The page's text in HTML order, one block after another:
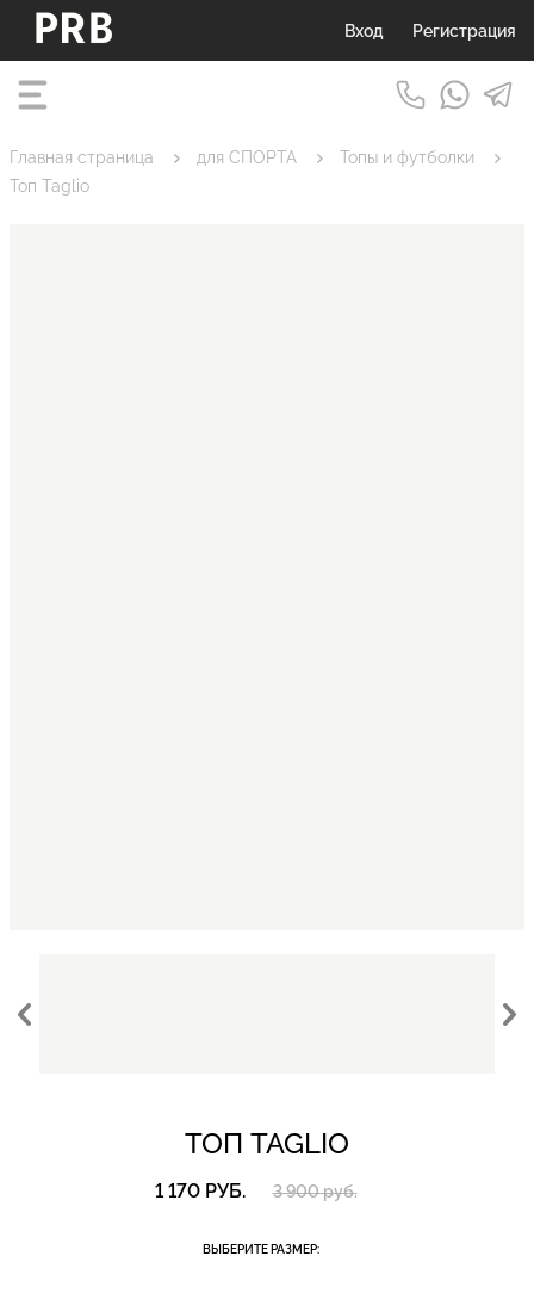
Вход Регистрация
Главная страница для СПОРТА
Топы и футболки
Топ Taglio
ТОП TAGLIO
1 170 РУБ. 3 900 руб.
ВЫБЕРИТЕ РАЗМЕР: